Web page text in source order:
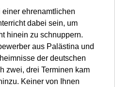
ehrenamtlichen
dabei sein, um
hinein zu schnuppern.
aus Palästina und
der deutschen
zwei, drei Terminen kam
Keiner von Ihnen